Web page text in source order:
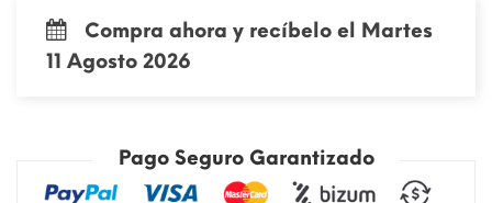
Compra ahora y recíbelo el Martes
11 Agosto 2026
Pago Seguro Garantizado